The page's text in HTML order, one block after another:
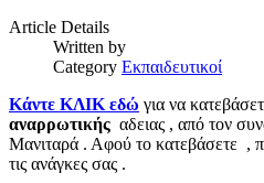
Article Details
Written by
Category Εκπαιδευτικοί
Κάντε ΚΛΙΚ εδώ για να
αναρρωτικής αδειας , από τον
Μανιταρά . Αφού το κατεβάσετε ,
τις ανάγκες σας .